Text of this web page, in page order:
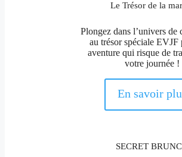
Le Trésor de la
Plongez dans l’univers de
au trésor spéciale EVJF
aventure qui risque de
votre journée !
En savoir
SECRET